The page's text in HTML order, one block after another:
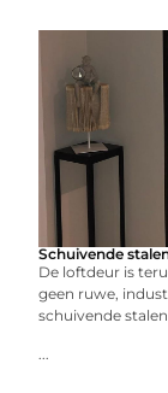
Schuivende
De loftdeur is
geen ruwe,
schuivende
...